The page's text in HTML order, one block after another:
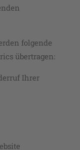
folgende
übertragen:
Ihrer